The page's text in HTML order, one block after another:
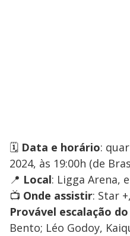
🗓️ Data e horário:
2024, às 19:00h (de
📍 Local: Ligga Arena,
📺 Onde assistir: Star
Provável escalação
Bento; Léo Godoy,